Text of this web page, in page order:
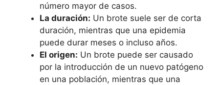
número mayor de casos.
La duración: Un brote suele ser de corta
duración, mientras que una epidemia
puede durar meses o incluso años.
El origen: Un brote puede ser causado
por la introducción de un nuevo patógeno
en una población, mientras que una